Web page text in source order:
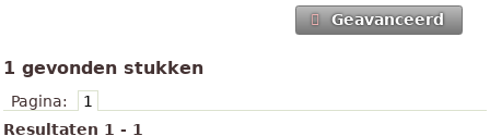
Geavanceerd
1 gevonden stukken
Pagina:
1
Resultaten 1 - 1